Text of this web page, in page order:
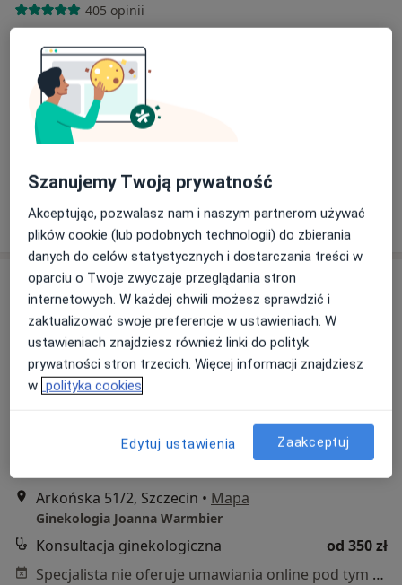
405 opinii
Adres Online
Santocka 19, Szczecin
Marek Kaczmarczyk praktyka lekarska specjalistyczna
E-recepta
Poproś o wizytę
Więcej
Arkońska 51/2, Szczecin • Mapa
Ginekologia Joanna Warmbier
Konsultacja ginekologiczna
od 350 zł
Specjalista nie oferuje umawiania online pod tym adresem.
Szanujemy Twoją prywatność
Akceptując, pozwalasz nam i naszym partnerom używać
plików cookie (lub podobnych technologii) do zbierania
danych do celów statystycznych i dostarczania treści w
oparciu o Twoje zwyczaje przeglądania stron
internetowych. W każdej chwili możesz sprawdzić i
zaktualizować swoje preferencje w ustawieniach. W
ustawieniach znajdziesz również linki do polityk
prywatności stron trzecich. Więcej informacji znajdziesz
w polityka cookies
Edytuj ustawienia Zaakceptuj